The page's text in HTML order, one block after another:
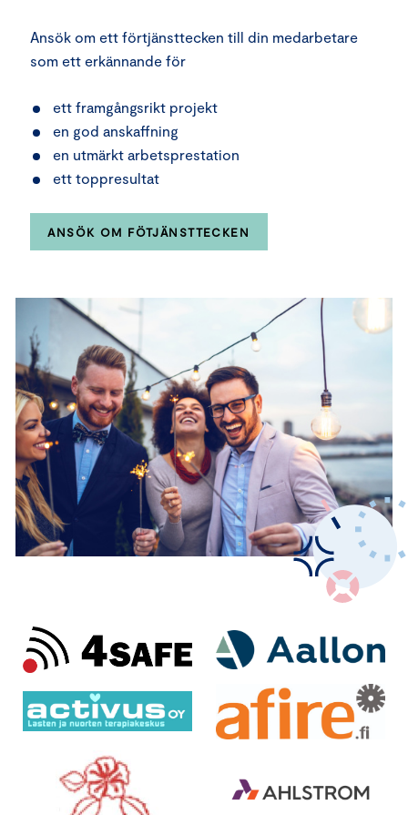
Ansök om ett förtjänsttecken till din medarbetare
som ett erkännande för
ett framgångsrikt projekt
en god anskaffning
en utmärkt arbetsprestation
ett toppresultat
ANSÖK OM FÖTJÄNSTTECKEN